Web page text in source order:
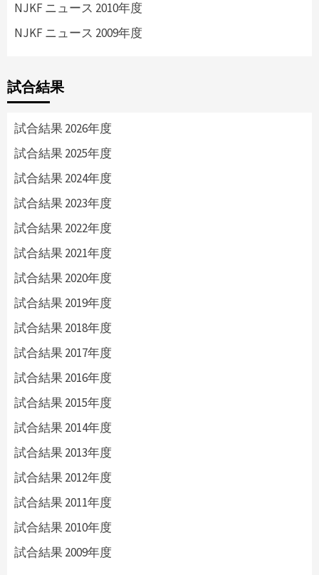
NJKF ニュース 2010年度
NJKF ニュース 2009年度
試合結果
試合結果 2026年度
試合結果 2025年度
試合結果 2024年度
試合結果 2023年度
試合結果 2022年度
試合結果 2021年度
試合結果 2020年度
試合結果 2019年度
試合結果 2018年度
試合結果 2017年度
試合結果 2016年度
試合結果 2015年度
試合結果 2014年度
試合結果 2013年度
試合結果 2012年度
試合結果 2011年度
試合結果 2010年度
試合結果 2009年度